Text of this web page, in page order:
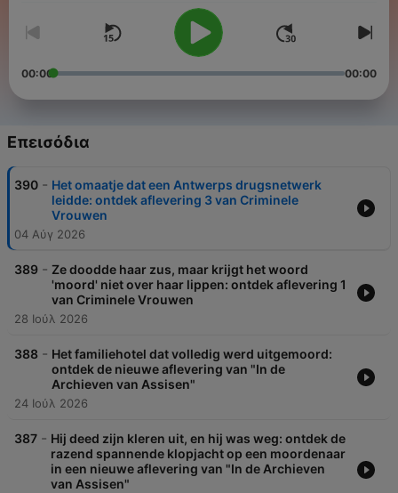
00:00 00:00
Επεισόδια
390 - Het omaatje dat een Antwerps drugsnetwerk
leidde: ontdek aflevering 3 van Criminele
Vrouwen
04 Αύγ 2026
389 - Ze doodde haar zus, maar krijgt het woord
'moord' niet over haar lippen: ontdek aflevering 1
van Criminele Vrouwen
28 Ιούλ 2026
388 - Het familiehotel dat volledig werd uitgemoord:
ontdek de nieuwe aflevering van "In de
Archieven van Assisen"
24 Ιούλ 2026
387 - Hij deed zijn kleren uit, en hij was weg: ontdek de
razend spannende klopjacht op een moordenaar
in een nieuwe aflevering van "In de Archieven
van Assisen"